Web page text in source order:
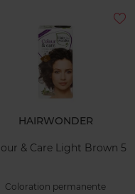
HAIRWONDER
& Care Light Brown 5
Coloration permanente